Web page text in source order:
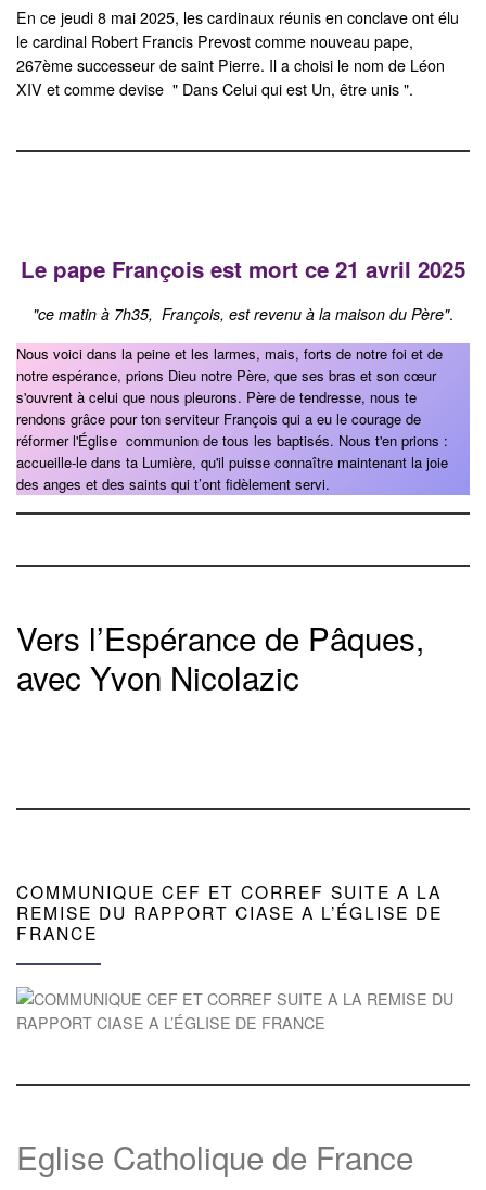
En ce jeudi 8 mai 2025, les cardinaux réunis en conclave ont élu
le cardinal Robert Francis Prevost comme nouveau pape,
267ème successeur de saint Pierre. Il a choisi le nom de Léon
XIV et comme devise " Dans Celui qui est Un, être unis ".
Le pape François est mort ce 21 avril 2025
"ce matin à 7h35, François, est revenu à la maison du Père".
Nous voici dans la peine et les larmes, mais, forts de notre foi et de
notre espérance, prions Dieu notre Père, que ses bras et son cœur
s'ouvrent à celui que nous pleurons. Père de tendresse, nous te
rendons grâce pour ton serviteur François qui a eu le courage de
réformer l'Église communion de tous les baptisés. Nous t'en prions :
accueille-le dans ta Lumière, qu'il puisse connaître maintenant la joie
des anges et des saints qui t’ont fidèlement servi.
Vers l’Espérance de Pâques,
avec Yvon Nicolazic
COMMUNIQUE CEF ET CORREF SUITE A LA
REMISE DU RAPPORT CIASE A L’ÉGLISE DE
FRANCE
Eglise Catholique de France